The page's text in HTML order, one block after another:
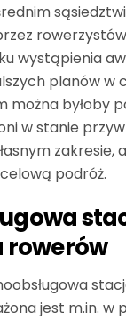
wystąpienia
planów w
można byłoby
w stanie
zakresie,
podróż.
rowerów
jest m.in. w